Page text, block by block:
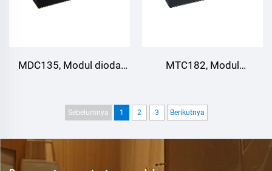
MDC135, Modul dioda
MTC182, Modul
udara
Sebelumnya 1 2 3 Berikutnya